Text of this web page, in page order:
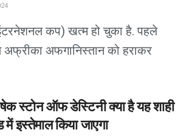
कप) खत्म हो चुका है. पहले
अफ्रीका अफगानिस्तान को हराकर
स्टोन ऑफ डेस्टिनी क्या है यह शाही
इस्तेमाल किया जाएगा